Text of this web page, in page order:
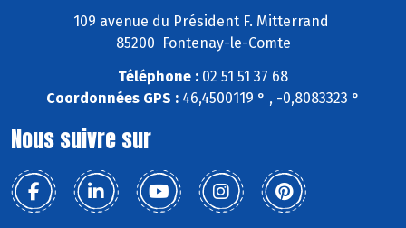
109 avenue du Président F. Mitterrand
85200 Fontenay-le-Comte
Téléphone : 02 51 51 37 68
Coordonnées GPS : 46,4500119 ° , -0,8083323 °
Nous suivre sur